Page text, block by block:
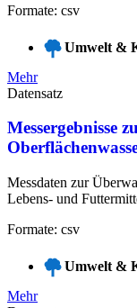
Formate: csv
Umwelt &
Mehr
Datensatz
Messergebnisse
Messdaten zur
Lebens- und
Formate: csv
Umwelt &
Mehr